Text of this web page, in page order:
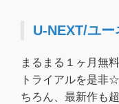
U-NEXT/ユー
まるまる１ヶ月無
トライアルを是非
ちろん、最新作も